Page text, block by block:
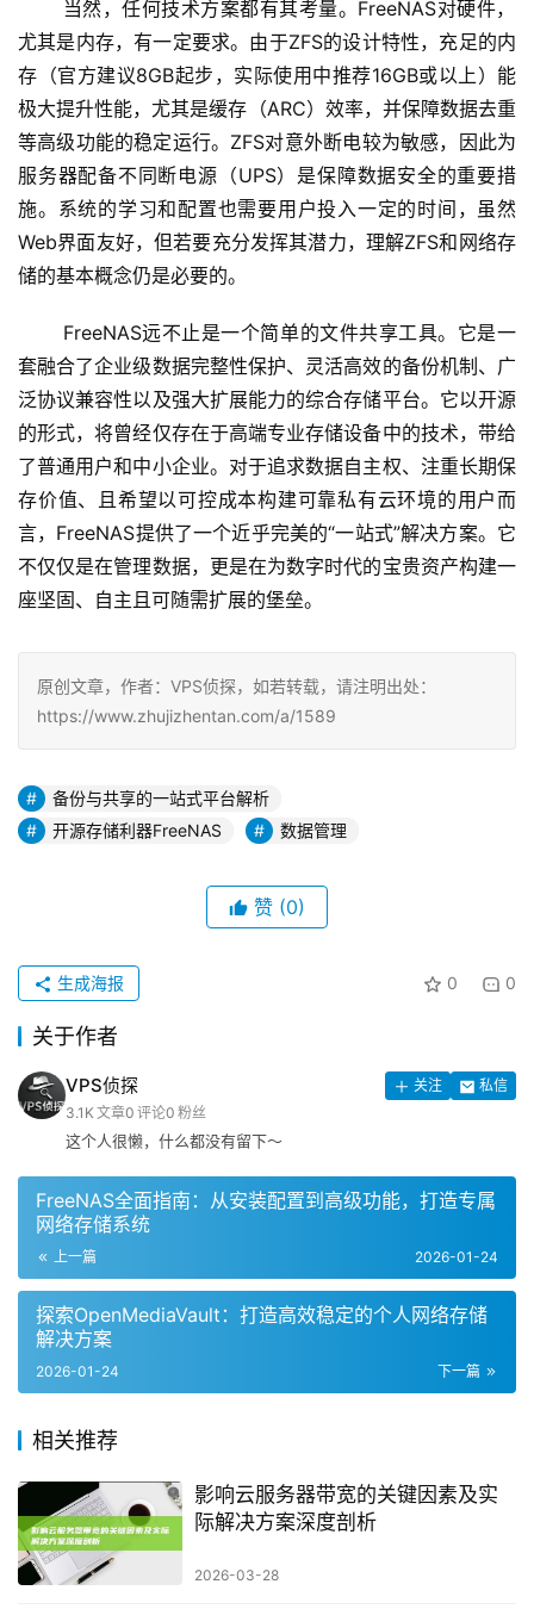
尤其是内存，有一定要求。由于ZFS的设计特性，充足的内
存（官方建议8GB起步，实际使用中推荐16GB或以上）能
极大提升性能，尤其是缓存（ARC）效率，并保障数据去重
等高级功能的稳定运行。ZFS对意外断电较为敏感，因此为
服务器配备不同断电源（UPS）是保障数据安全的重要措
施。系统的学习和配置也需要用户投入一定的时间，虽然
Web界面友好，但若要充分发挥其潜力，理解ZFS和网络存
储的基本概念仍是必要的。
套融合了企业级数据完整性保护、灵活高效的备份机制、广
泛协议兼容性以及强大扩展能力的综合存储平台。它以开源
的形式，将曾经仅存在于高端专业存储设备中的技术，带给
了普通用户和中小企业。对于追求数据自主权、注重长期保
存价值、且希望以可控成本构建可靠私有云环境的用户而
言，FreeNAS提供了一个近乎完美的“一站式”解决方案。它
不仅仅是在管理数据，更是在为数字时代的宝贵资产构建一
座坚固、自主且可随需扩展的堡垒。
原创文章，作者：VPS侦探，如若转载，请注明出处：
https://www.zhujizhentan.com/a/1589
备份与共享的一站式平台解析
开源存储利器FreeNAS
数据管理
赞 (0)
0 0
生成海报
关于作者
VPS侦探 关注
私信
3.1K 文章0 评论0 粉丝
这个人很懒，什么都没有留下～
FreeNAS全面指南：从安装配置到高级功能，打造专属
网络存储系统
上一篇 2026-01-24
探索OpenMediaVault：打造高效稳定的个人网络存储
解决方案
下一篇
2026-01-24
相关推荐
影响云服务器带宽的关键因素及实
际解决方案深度剖析
2026-03-28